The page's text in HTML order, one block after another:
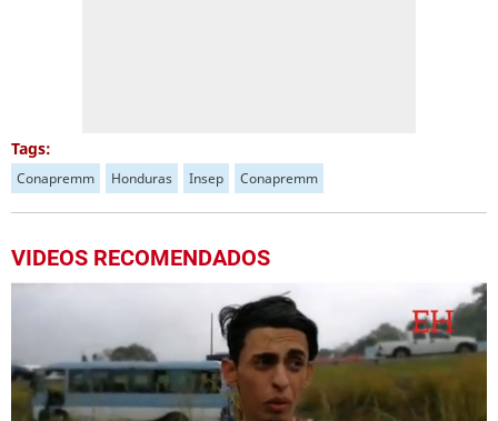
Tags:
Conapremm Honduras Insep Conapremm
VIDEOS RECOMENDADOS